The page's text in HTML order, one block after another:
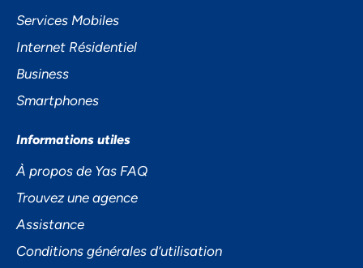
Services Mobiles
Internet Résidentiel
Business
Smartphones
Informations utiles
À propos de Yas FAQ
Trouvez une agence
Assistance
Conditions générales d’utilisation
L'IMPORTANCE À VOTRE VIE
PRIVÉE